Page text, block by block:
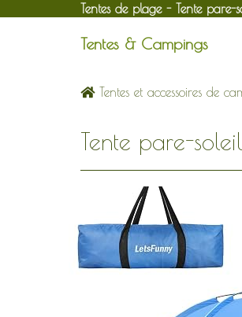
Tentes de plage - Tente
Tentes & Campings
Tentes et accessoires de
Tente pare-